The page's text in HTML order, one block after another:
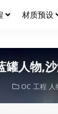
材质预设
罐人物,
OC 工程 人